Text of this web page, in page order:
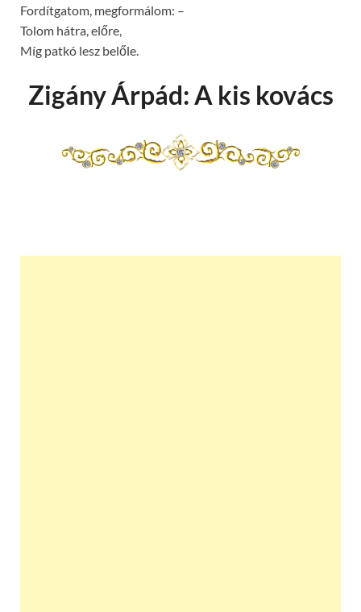
Fordítgatom, megformálom: –
Tolom hátra, előre,
Míg patkó lesz belőle.
Zigány Árpád: A kis kovács